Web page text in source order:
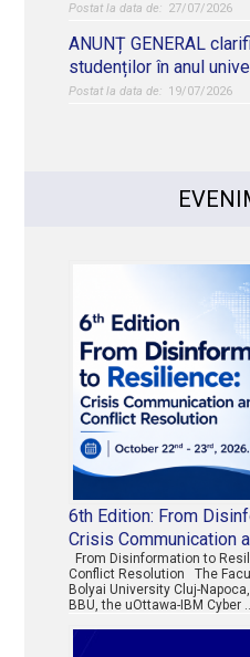
27/07/2026
ANUNȚ GENERAL
studenților în anul
19/07/2026
6th Edition: From
Crisis Communication
From Disinformation to
Conflict Resolution The
Bolyai University Cluj-
BBU, the uOttawa-IBM Cyber …